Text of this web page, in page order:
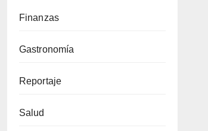
Finanzas
Gastronomía
Reportaje
Salud